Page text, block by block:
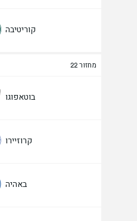
קוריטיבה
מחזור 22
בוטאפוגו
קרוזיירו
באהיה